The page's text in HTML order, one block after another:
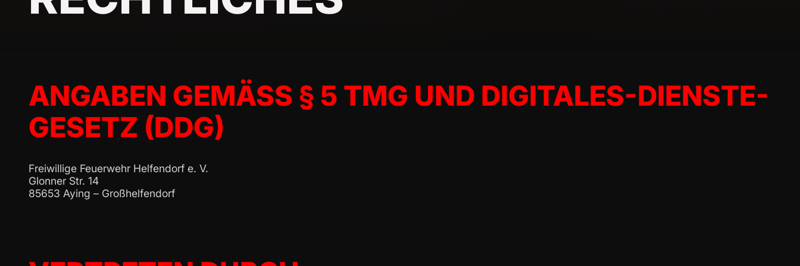
ANGABEN GEMÄSS § 5 TMG UND DIGITALES-DIENSTE-G
ESETZ (DDG)
Freiwillige Feuerwehr Helfendorf e. V.
Glonner Str. 14
85653 Aying – Großhelfendorf